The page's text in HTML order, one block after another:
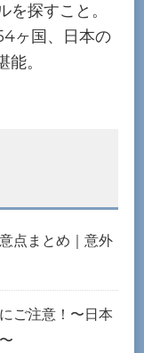
を探すこと。
ヶ国、日本の
。
点まとめ｜意外
ご注意！〜日本